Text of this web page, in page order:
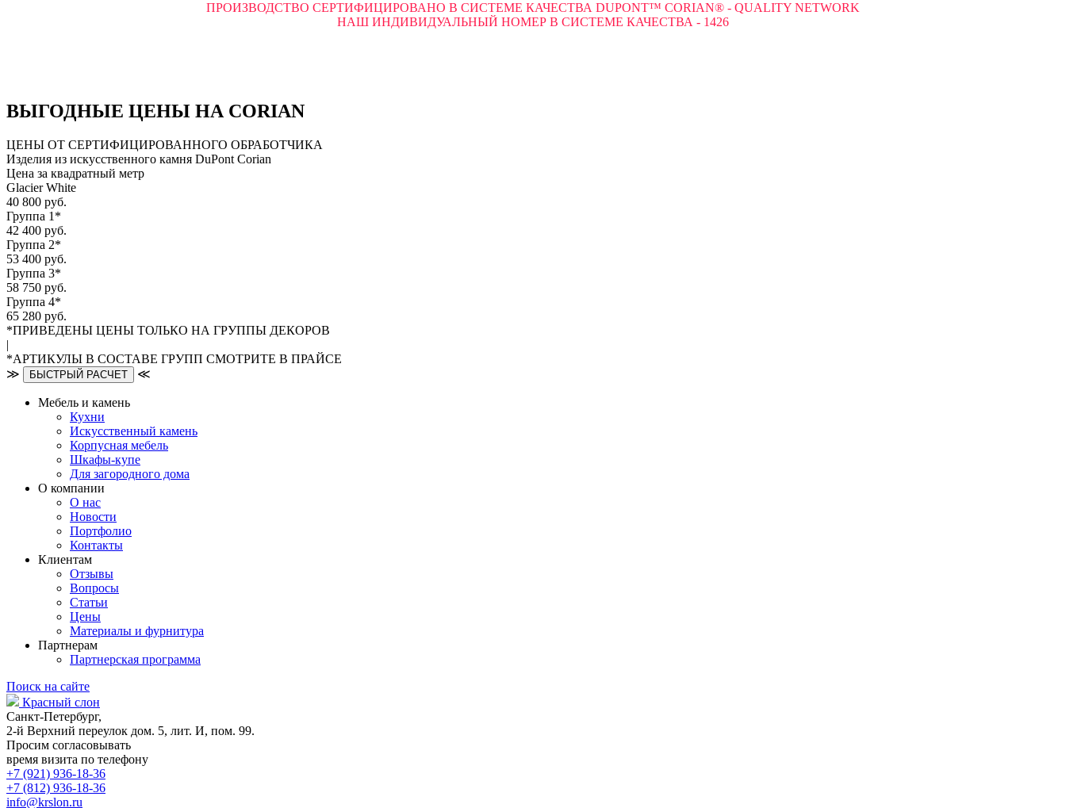
ПРОИЗВОДСТВО СЕРТИФИЦИРОВАНО В СИСТЕМЕ КАЧЕСТВА DUPONT™ CORIAN® - QUALITY NETWORK
НАШ ИНДИВИДУАЛЬНЫЙ НОМЕР В СИСТЕМЕ КАЧЕСТВА - 1426
ВЫГОДНЫЕ ЦЕНЫ НА CORIAN
ЦЕНЫ ОТ СЕРТИФИЦИРОВАННОГО ОБРАБОТЧИКА
Изделия из искусственного камня DuPont Corian
Цена за квадратный метр
Glacier White
40 800 руб.
Группа 1*
42 400 руб.
Группа 2*
53 400 руб.
Группа 3*
58 750 руб.
Группа 4*
65 280 руб.
*ПРИВЕДЕНЫ ЦЕНЫ ТОЛЬКО НА ГРУППЫ ДЕКОРОВ
|
*АРТИКУЛЫ В СОСТАВЕ ГРУПП СМОТРИТЕ В ПРАЙСЕ
≫
БЫСТРЫЙ РАСЧЕТ ≪
Мебель и камень
Кухни
Искусственный камень
Корпусная мебель
Шкафы-купе
Для загородного дома
О компании
О нас
Новости
Портфолио
Контакты
Клиентам
Отзывы
Вопросы
Статьи
Цены
Материалы и фурнитура
Партнерам
Партнерская программа
Поиск на сайте
Красный слон
Санкт-Петербург,
2-й Верхний переулок дом. 5, лит. И, пом. 99.
Просим согласовывать
время визита по телефону
+7 (921) 936-18-36
+7 (812) 936-18-36
info@krslon.ru